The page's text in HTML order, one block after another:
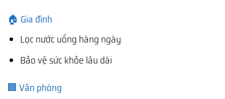
🏠 Gia đình
Lọc nước uống hàng ngày
Bảo vệ sức khỏe lâu dài
🏢 Văn phòng